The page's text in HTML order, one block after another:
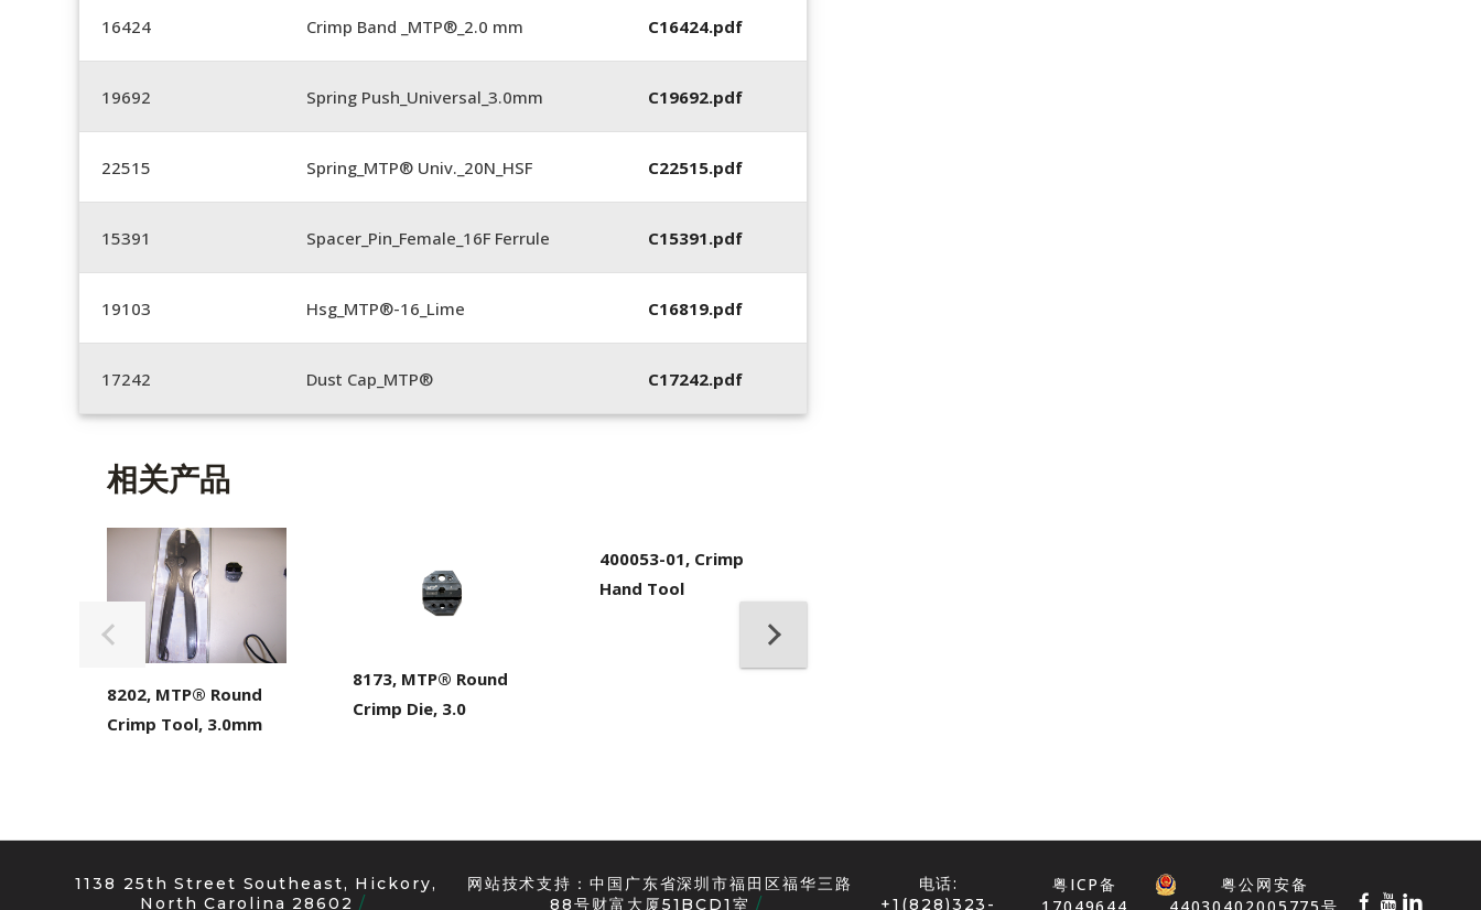
16424 Crimp Band _MTP®_2.0 mm C16424.pdf
19692 Spring Push_Universal_3.0mm C19692.pdf
22515 Spring_MTP® Univ._20N_HSF C22515.pdf
15391 Spacer_Pin_Female_16F Ferrule C15391.pdf
19103 Hsg_MTP®-16_Lime C16819.pdf
17242 Dust Cap_MTP® C17242.pdf
相关产品
8202, MTP® Round
Crimp Tool, 3.0mm
8173, MTP® Round
Crimp Die, 3.0
400053-01, Crimp
Hand Tool
1138 25th Street Southeast, Hickory,
North Carolina 28602
网站技术支持：中国广东省深圳市福田区福华三路
88号财富大厦51BCD1室
电话:
+1(828)323-
粤ICP备
粤公网安备